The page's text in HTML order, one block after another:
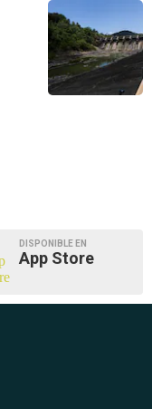
DISPONIBLE EN
App Store